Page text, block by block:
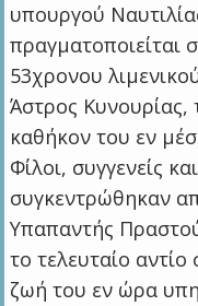
υπουργού
πραγματοποιείται
53χρονου
Άστρος
καθήκον του εν
Φίλοι, συγγενείς
συγκεντρώθηκαν
Υπαπαντής
το τελευταίο
ζωή του εν ώρα